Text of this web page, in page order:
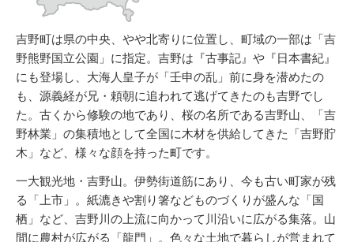
吉野町は県の中央、やや北寄りに位置し、町域の一部は「吉
野熊野国立公園」に指定。吉野は『古事記』や『日本書紀』
にも登場し、大海人皇子が「壬申の乱」前に身を潜めたの
も、源義経が兄・頼朝に追われて逃げてきたのも吉野でし
た。古くから修験の地であり、桜の名所である吉野山、「吉
野林業」の集積地として全国に木材を供給してきた「吉野貯
木」など、様々な顔を持った町です。
一大観光地・吉野山。伊勢街道筋にあり、今も古い町家が残
る「上市」。紙漉きや割り箸などものづくりが盛んな「国
栖」など、吉野川の上流に向かって川沿いに広がる集落。山
間に農村が広がる「龍門」。色々な土地で暮らしが営まれて